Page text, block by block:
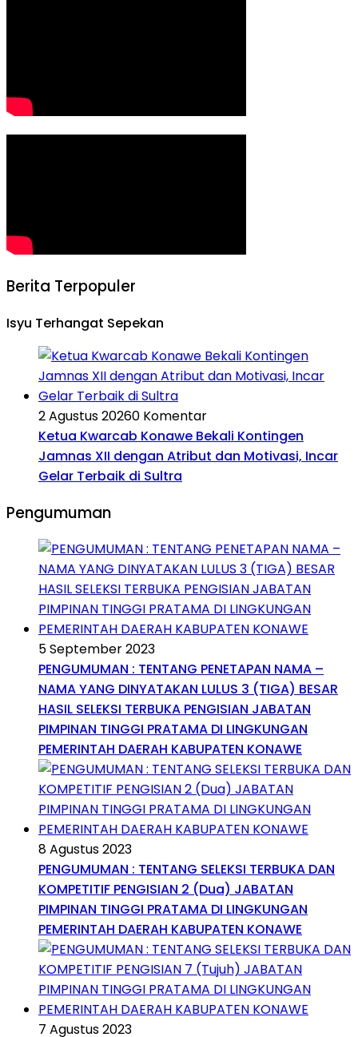
Berita Terpopuler
Isyu Terhangat Sepekan
2 Agustus 20260 Komentar
Ketua Kwarcab Konawe Bekali Kontingen
Jamnas XII dengan Atribut dan Motivasi, Incar
Gelar Terbaik di Sultra
Pengumuman
5 September 2023
PENGUMUMAN : TENTANG PENETAPAN NAMA –
NAMA YANG DINYATAKAN LULUS 3 (TIGA) BESAR
HASIL SELEKSI TERBUKA PENGISIAN JABATAN
PIMPINAN TINGGI PRATAMA DI LINGKUNGAN
PEMERINTAH DAERAH KABUPATEN KONAWE
8 Agustus 2023
PENGUMUMAN : TENTANG SELEKSI TERBUKA DAN
KOMPETITIF PENGISIAN 2 (Dua) JABATAN
PIMPINAN TINGGI PRATAMA DI LINGKUNGAN
PEMERINTAH DAERAH KABUPATEN KONAWE
7 Agustus 2023